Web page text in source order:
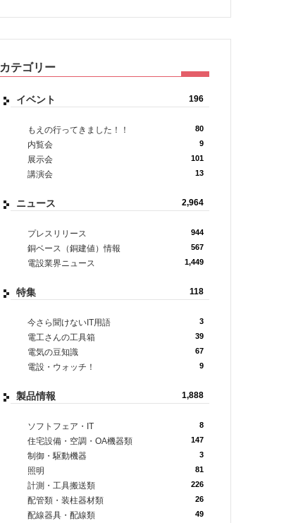
カテゴリー
イベント 196
もえの行ってきました！！ 80
内覧会 9
展示会 101
講演会 13
ニュース 2,964
プレスリリース 944
銅ベース（銅建値）情報 567
電設業界ニュース 1,449
特集 118
今さら聞けないIT用語 3
電工さんの工具箱 39
電気の豆知識 67
電設・ウォッチ！ 9
製品情報 1,888
ソフトフェア・IT 8
住宅設備・空調・OA機器類 147
制御・駆動機器 3
照明 81
計測・工具搬送類 226
配管類・装柱器材類 26
配線器具・配線類 49